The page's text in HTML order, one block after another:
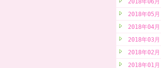
2018年06月
2018年05月
2018年04月
2018年03月
2018年02月
2018年01月